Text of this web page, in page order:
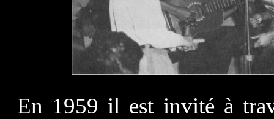
En 1959 il est invité à